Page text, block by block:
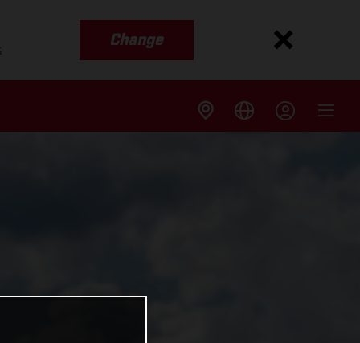
Change